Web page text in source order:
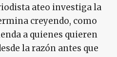
ateo investiga la
creyendo, como
a quienes quieren
la razón antes que